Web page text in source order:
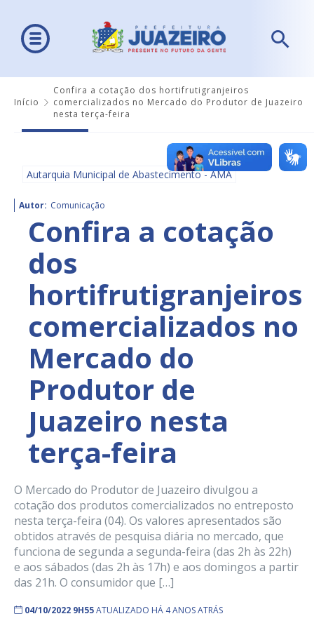
Início
Confira a cotação dos hortifrutigranjeiros
comercializados no Mercado do Produtor de Juazeiro
nesta terça-feira
Autarquia Municipal de Abastecimento - AMA
Autor: Comunicação
Confira a cotação
dos
hortifrutigranjeiros
comercializados no
Mercado do
Produtor de
Juazeiro nesta
terça-feira
O Mercado do Produtor de Juazeiro divulgou a
cotação dos produtos comercializados no entreposto
nesta terça-feira (04). Os valores apresentados são
obtidos através de pesquisa diária no mercado, que
funciona de segunda a segunda-feira (das 2h às 22h)
e aos sábados (das 2h às 17h) e aos domingos a partir
das 21h. O consumidor que […]
04/10/2022 9H55ATUALIZADO HÁ 4 ANOS ATRÁS